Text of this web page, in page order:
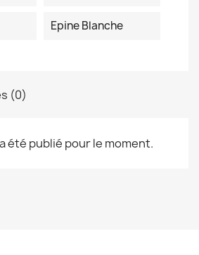
Epine Blanche
(0)
été publié pour le moment.